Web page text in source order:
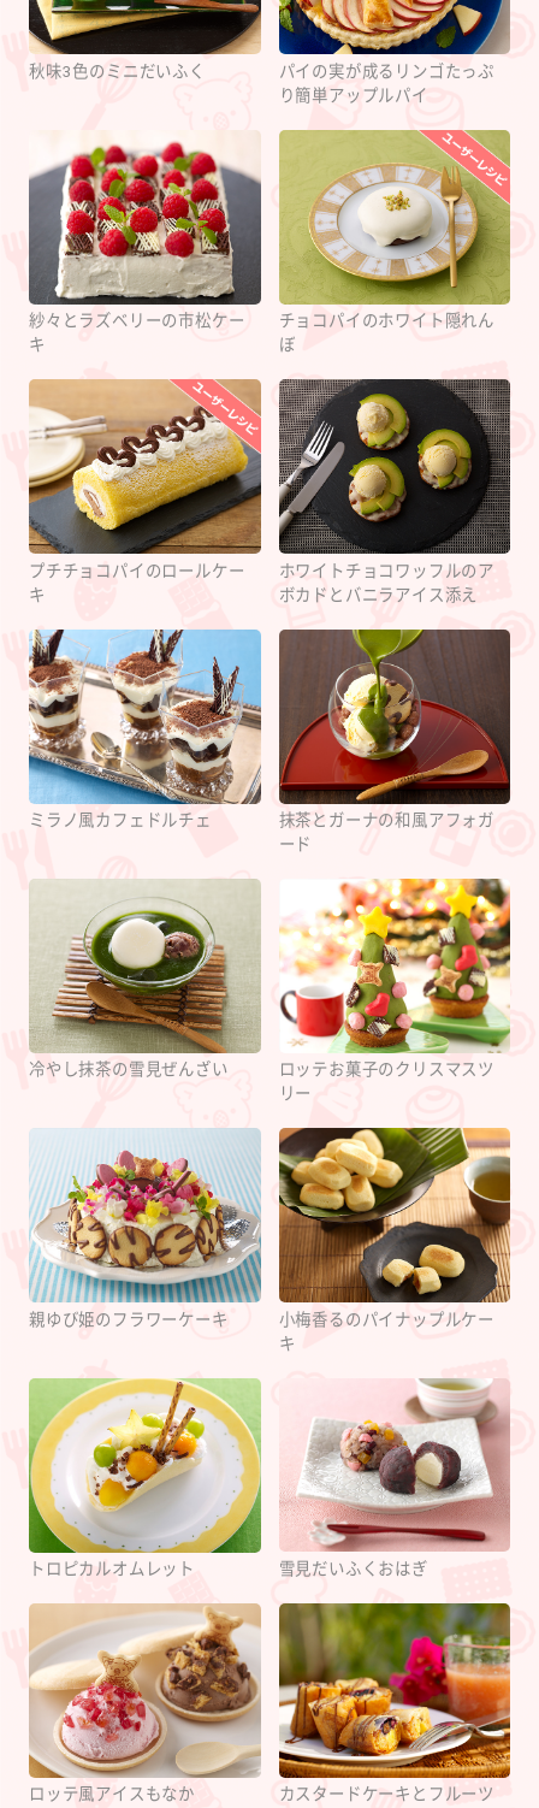
秋味3色のミニだいふく
パイの実が成るリンゴたっぷ
り簡単アップルパイ
紗々とラズベリーの市松ケー
キ
チョコパイのホワイト隠れん
ぼ
プチチョコパイのロールケー
キ
ホワイトチョコワッフルのア
ボカドとバニラアイス添え
ミラノ風カフェドルチェ
抹茶とガーナの和風アフォガ
ード
冷やし抹茶の雪見ぜんざい
ロッテお菓子のクリスマスツ
リー
親ゆび姫のフラワーケーキ
小梅香るのパイナップルケー
キ
トロピカルオムレット 雪見だいふくおはぎ
ロッテ風アイスもなか
カスタードケーキとフルーツ